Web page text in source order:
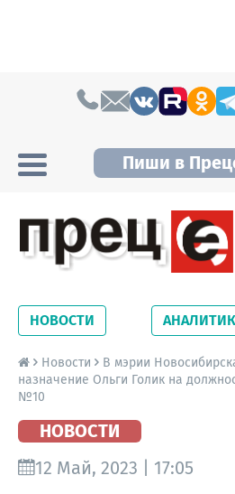
Пиши в
Новосибирской
новости на сайте
Precedent.
НОВОСТИ
Новости
В мэрии
назначение Ольги Голик на
№10
НОВОСТИ
12 Май, 2023 | 17:05